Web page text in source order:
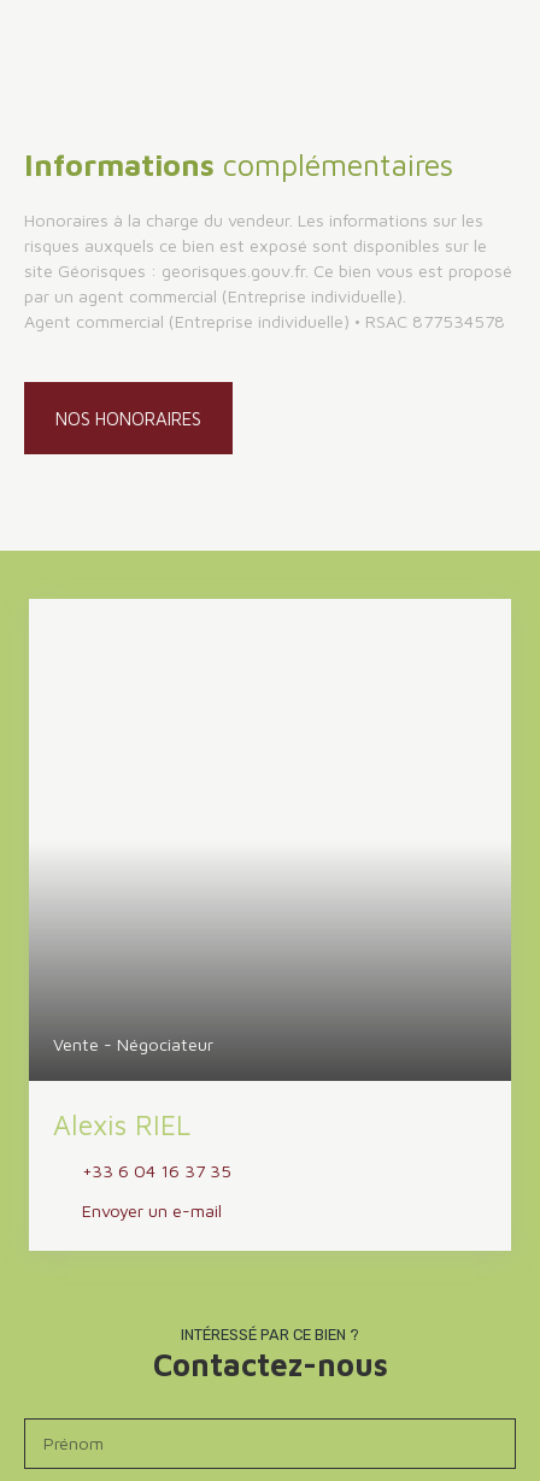
Informations complémentaires
Honoraires à la charge du vendeur. Les informations sur les
risques auxquels ce bien est exposé sont disponibles sur le
site Géorisques : georisques.gouv.fr. Ce bien vous est proposé
par un agent commercial (Entreprise individuelle).
Agent commercial (Entreprise individuelle) • RSAC 877534578
NOS HONORAIRES
Vente - Négociateur
Alexis RIEL
+33 6 04 16 37 35
Envoyer un e-mail
INTÉRESSÉ PAR CE BIEN ?
Contactez-nous
Prénom